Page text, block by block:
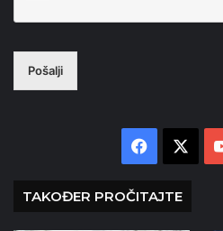
Pošalji
Facebook
TAKOĐER PROČITAJTE